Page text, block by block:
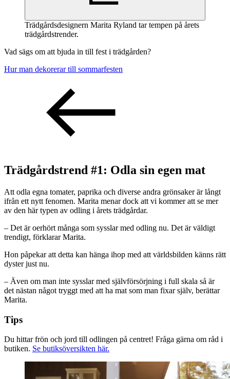
Trädgårdsdesignern Marita Ryland tar tempen på årets
trädgårdstrender.
Vad sägs om att bjuda in till fest i trädgården?
Hur man dekorerar till sommarfesten
Trädgårdstrend #1: Odla sin egen mat
Att odla egna tomater, paprika och diverse andra grönsaker är långt
ifrån ett nytt fenomen. Marita menar dock att vi kommer att se mer
av den här typen av odling i årets trädgårdar.
– Det är oerhört många som sysslar med odling nu. Det är väldigt
trendigt, förklarar Marita.
Hon påpekar att detta kan hänga ihop med att världsbilden känns rätt
dyster just nu.
– Även om man inte sysslar med självförsörjning i full skala så är
det nästan något tryggt med att ha mat som man fixar själv, berättar
Marita.
Tips
Du hittar frön och jord till odlingen på centret! Fråga gärna om råd i
butiken. Se butiksöversikten här.